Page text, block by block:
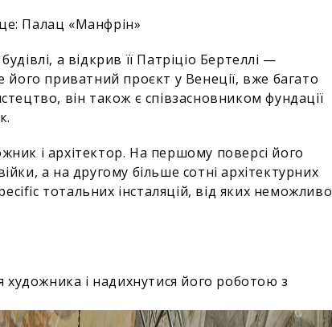
Палац «Манфрін»
а відкрив її Патріціо Бертеллі —
його приватний проєкт у Венеції, вже багато
він також є співзасновником фундації
і архітектор. На першому поверсі його
а на другому більше сотні архітектурних
тотальних інсталяцій, від яких неможливо
і надихнутися його роботою з